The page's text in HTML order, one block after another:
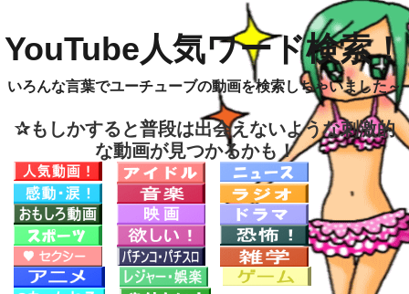
YouTube人気ワード検索！
いろんな言葉でユーチューブの動画を検索しちゃいました～
✰もしかすると普段は出会えないような刺激的
な動画が見つかるかも！